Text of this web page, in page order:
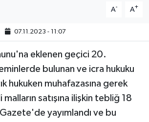
A- A+
07.11.2023 - 11:07
eklenen geçici 20.
bulunan ve icra hukuku
hukuken muhafazasına gerek
malların satışına ilişkin tebliğ 18
yayımlandı ve bu